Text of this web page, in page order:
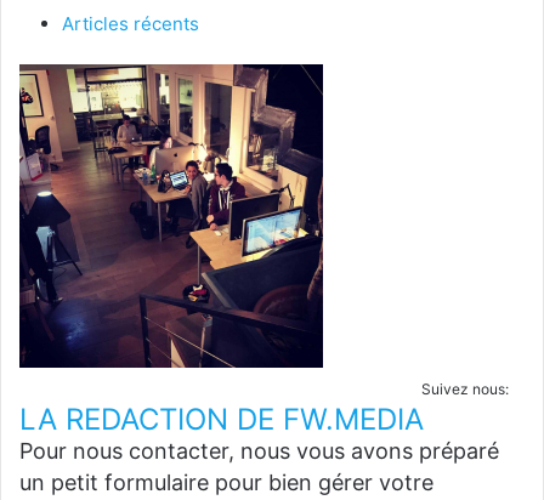
Articles récents
Suivez nous:
LA REDACTION DE FW.MEDIA
Pour nous contacter, nous vous avons préparé
un petit formulaire pour bien gérer votre